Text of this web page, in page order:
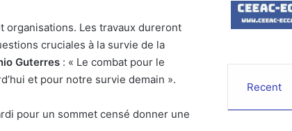
organisations. Les travaux dureront
cruciales à la survie de la
Guterres : « Le combat pour le
et pour notre survie demain ».
pour un sommet censé donner une
Recent